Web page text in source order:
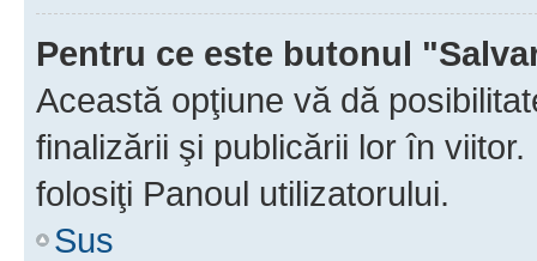
Pentru ce este butonul
Această opţiune vă dă
finalizării şi publicării lor în
folosiţi Panoul utilizatorului.
Sus